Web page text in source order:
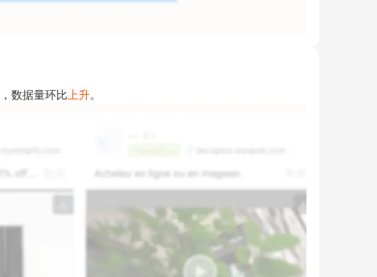
，数据量环比 上升。